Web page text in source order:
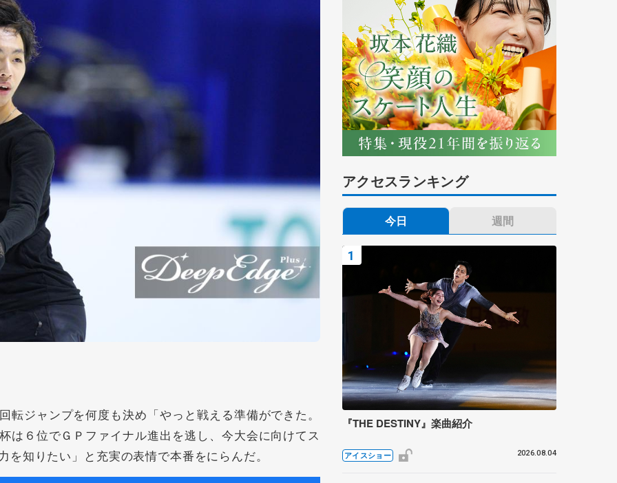
転ジャンプを何度も決め「やっと戦える準備ができた。
は６位でＧＰファイナル進出を逃し、今大会に向けてス
知りたい」と充実の表情で本番をにらんだ。
アクセスランキング
今日 週間
『THE DESTINY』楽曲紹介
アイスショー 2026.08.04